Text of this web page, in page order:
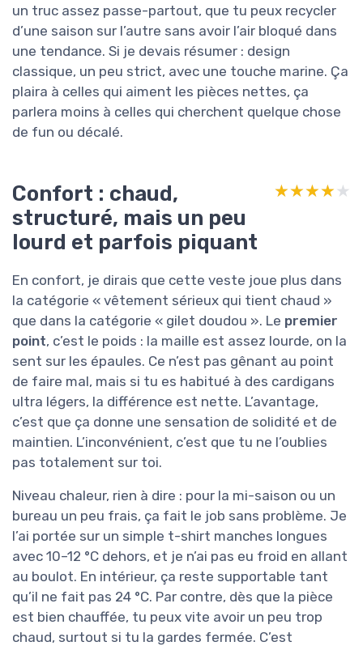
un truc assez passe-partout, que tu peux recycler
d’une saison sur l’autre sans avoir l’air bloqué dans
une tendance. Si je devais résumer : design
classique, un peu strict, avec une touche marine. Ça
plaira à celles qui aiment les pièces nettes, ça
parlera moins à celles qui cherchent quelque chose
de fun ou décalé.
Confort : chaud,
structuré, mais un peu
lourd et parfois piquant
★★★★★
★★★★★
En confort, je dirais que cette veste joue plus dans
la catégorie « vêtement sérieux qui tient chaud »
que dans la catégorie « gilet doudou ». Le premier
point, c’est le poids : la maille est assez lourde, on la
sent sur les épaules. Ce n’est pas gênant au point
de faire mal, mais si tu es habitué à des cardigans
ultra légers, la différence est nette. L’avantage,
c’est que ça donne une sensation de solidité et de
maintien. L’inconvénient, c’est que tu ne l’oublies
pas totalement sur toi.
Niveau chaleur, rien à dire : pour la mi-saison ou un
bureau un peu frais, ça fait le job sans problème. Je
l’ai portée sur un simple t-shirt manches longues
avec 10–12 °C dehors, et je n’ai pas eu froid en allant
au boulot. En intérieur, ça reste supportable tant
qu’il ne fait pas 24 °C. Par contre, dès que la pièce
est bien chauffée, tu peux vite avoir un peu trop
chaud, surtout si tu la gardes fermée. C’est